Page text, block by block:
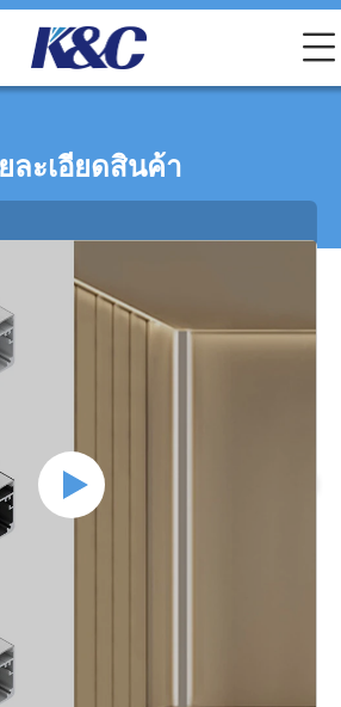
ละเอียดสินค้า